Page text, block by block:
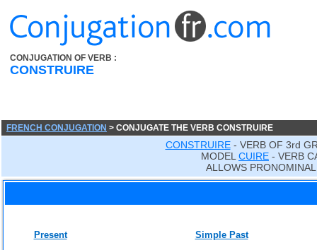
CONJUGATION OF VERB :
CONSTRUIRE
FRENCH CONJUGATION > CONJUGATE THE VERB CONSTRUIRE
CONSTRUIRE- VERB OF 3rd
MODEL CUIRE - VERB
ALLOWS
Present
Simple Past